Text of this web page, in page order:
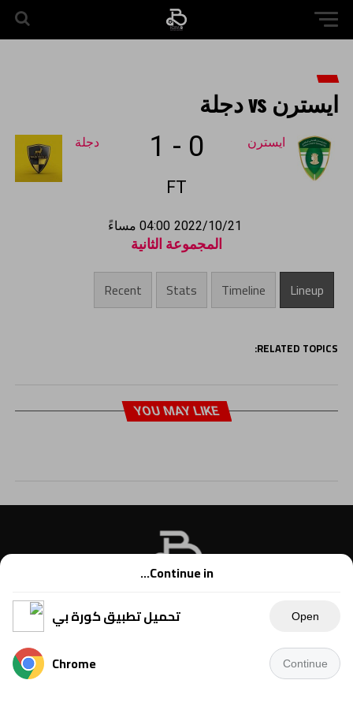
ايسترن vs دجلة
ايسترن 0
-
1
FT
دجلة
2022/10/21 04:00 مساءً
المجموعة الثانية
Lineup
Timeline
Stats
Recent
RELATED TOPICS:
YOU MAY LIKE
Copyright © 2021 Kora B, powered by Ahmednet.info
Continue in...
تحميل تطبيق كورة بي
Open
Chrome Continue